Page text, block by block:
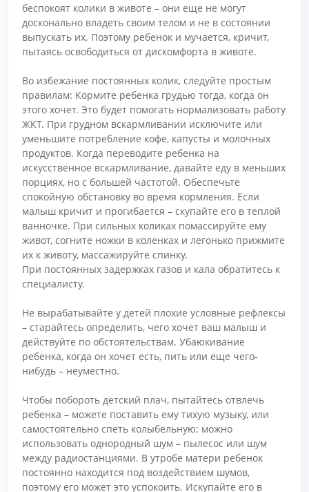
беспокоят колики в животе – они еще не могут
досконально владеть своим телом и не в состоянии
выпускать их. Поэтому ребенок и мучается, кричит,
пытаясь освободиться от дискомфорта в животе.
Во избежание постоянных колик, следуйте простым
правилам: Кормите ребенка грудью тогда, когда он
этого хочет. Это будет помогать нормализовать работу
ЖКТ. При грудном вскармливании исключите или
уменьшите потребление кофе, капусты и молочных
продуктов. Когда переводите ребенка на
искусственное вскармливание, давайте еду в меньших
порциях, но с большей частотой. Обеспечьте
спокойную обстановку во время кормления. Если
малыш кричит и прогибается – скупайте его в теплой
ванночке. При сильных коликах помассируйте ему
живот, согните ножки в коленках и легонько прижмите
их к животу, массажируйте спинку.
При постоянных задержках газов и кала обратитесь к
специалисту.
Не вырабатывайте у детей плохие условные рефлексы
– старайтесь определить, чего хочет ваш малыш и
действуйте по обстоятельствам. Убаюкивание
ребенка, когда он хочет есть, пить или еще чего-
нибудь – неуместно.
Чтобы побороть детский плач, пытайтесь отвлечь
ребенка – можете поставить ему тихую музыку, или
самостоятельно спеть колыбельную; можно
использовать однородный шум – пылесос или шум
между радиостанциями. В утробе матери ребенок
постоянно находится под воздействием шумов,
поэтому его может это успокоить. Искупайте его в